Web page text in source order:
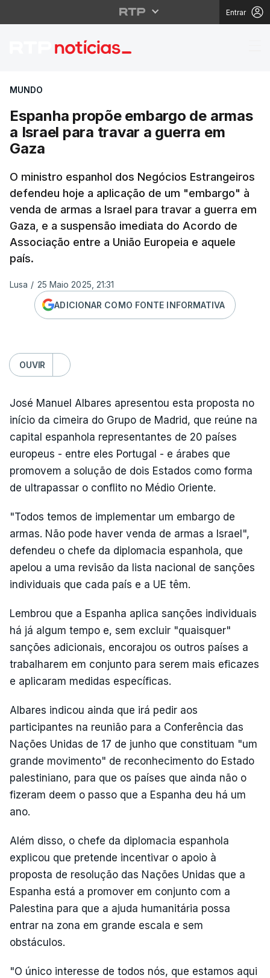
Entrar
Espanha propõe
MUNDO
Espanha propõe embargo de armas
a Israel para travar a guerra em
Gaza
O ministro espanhol dos Negócios Estrangeiros
defendeu hoje a aplicação de um "embargo" à
venda de armas a Israel para travar a guerra em
Gaza, e a suspensão imediata do Acordo de
Associação entre a União Europeia e aquele
país.
Lusa / 25 Maio 2025, 21:31
ADICIONAR COMO FONTE INFORMATIVA
OUVIR
José Manuel Albares apresentou esta proposta no
início da cimeira do Grupo de Madrid, que reúne na
capital espanhola representantes de 20 países
europeus - entre eles Portugal - e árabes que
promovem a solução de dois Estados como forma
de ultrapassar o conflito no Médio Oriente.
"Todos temos de implementar um embargo de
armas. Não pode haver venda de armas a Israel",
defendeu o chefe da diplomacia espanhola, que
apelou a uma revisão da lista nacional de sanções
individuais que cada país e a UE têm.
Lembrou que a Espanha aplica sanções individuais
há já algum tempo e, sem excluir "quaisquer"
sanções adicionais, encorajou os outros países a
trabalharem em conjunto para serem mais eficazes
e aplicaram medidas específicas.
Albares indicou ainda que irá pedir aos
participantes na reunião para a Conferência das
Nações Unidas de 17 de junho que constituam "um
grande movimento" de reconhecimento do Estado
palestiniano, para que os países que ainda não o
fizeram deem o passo que a Espanha deu há um
ano.
Além disso, o chefe da diplomacia espanhola
explicou que pretende incentivar o apoio à
proposta de resolução das Nações Unidas que a
Espanha está a promover em conjunto com a
Palestina para que a ajuda humanitária possa
entrar na zona em grande escala e sem
obstáculos.
"O único interesse de todos nós, que estamos aqui